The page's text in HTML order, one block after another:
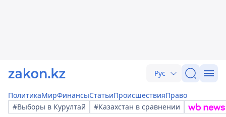
Рус
ПолитикаМирФинансыСтатьиПроисшествияПраво
#Выборы в Курултай
#Казахстан в сравнении